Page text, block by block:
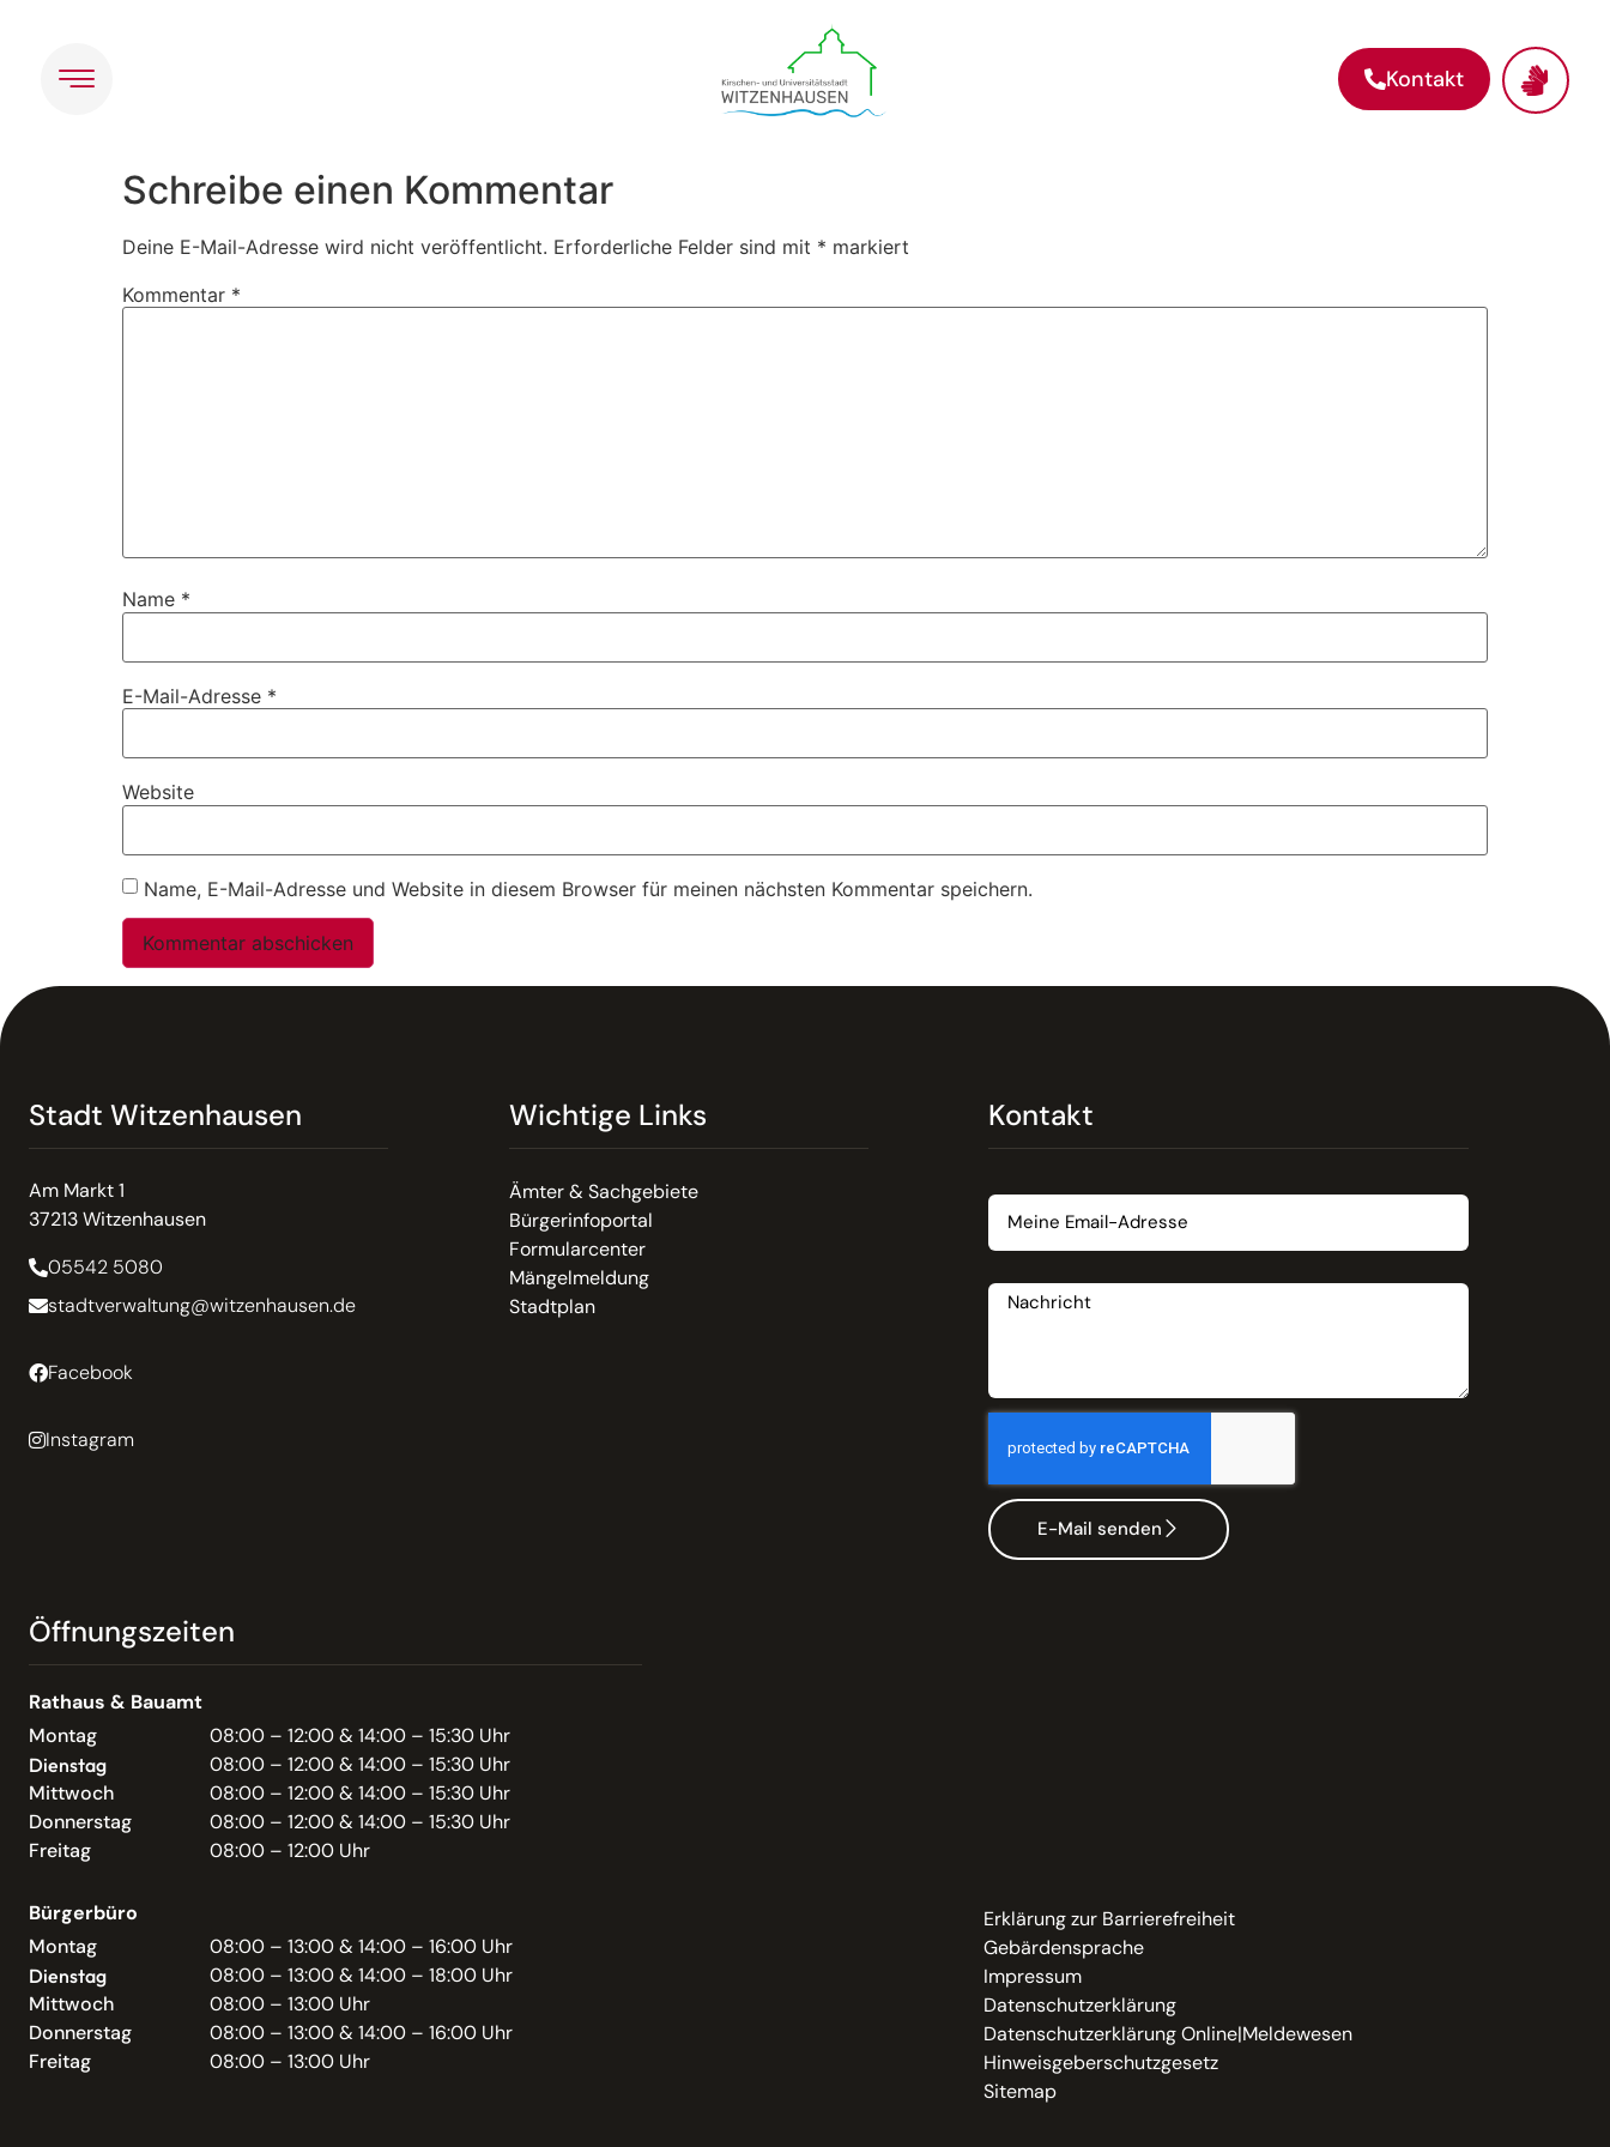
Kontakt
Schreibe einen Kommentar
Deine E-Mail-Adresse wird nicht veröffentlicht. Erforderliche Felder sind mit * markiert
Kommentar *
Name *
E-Mail-Adresse *
Website
Name, E-Mail-Adresse und Website in diesem Browser für meinen nächsten Kommentar speichern.
Stadt Witzenhausen
Am Markt 1
37213 Witzenhausen
05542 5080
stadtverwaltung@witzenhausen.de
Facebook
Instagram
Wichtige Links
Ämter & Sachgebiete
Bürgerinfoportal
Formularcenter
Mängelmeldung
Stadtplan
Kontakt
E-Mail senden
Öffnungszeiten
Rathaus & Bauamt
Montag
08:00 – 12:00 & 14:00 – 15:30 Uhr
Dienstag
08:00 – 12:00 & 14:00 – 15:30 Uhr
Mittwoch
08:00 – 12:00 & 14:00 – 15:30 Uhr
Donnerstag
08:00 – 12:00 & 14:00 – 15:30 Uhr
Freitag
08:00 – 12:00 Uhr
Bürgerbüro
Montag
08:00 – 13:00 & 14:00 – 16:00 Uhr
Dienstag
08:00 – 13:00 & 14:00 – 18:00 Uhr
Mittwoch
08:00 – 13:00 Uhr
Donnerstag
08:00 – 13:00 & 14:00 – 16:00 Uhr
Freitag
08:00 – 13:00 Uhr
Erklärung zur Barrierefreiheit
Gebärdensprache
Impressum
Datenschutzerklärung
Datenschutzerklärung Online|Meldewesen
Hinweisgeberschutzgesetz
Sitemap